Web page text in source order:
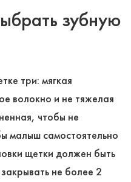
зубную
три: мягкая
волокно и не тяжелая
чтобы не
малыш самостоятельно
щетки должен быть
не более 2